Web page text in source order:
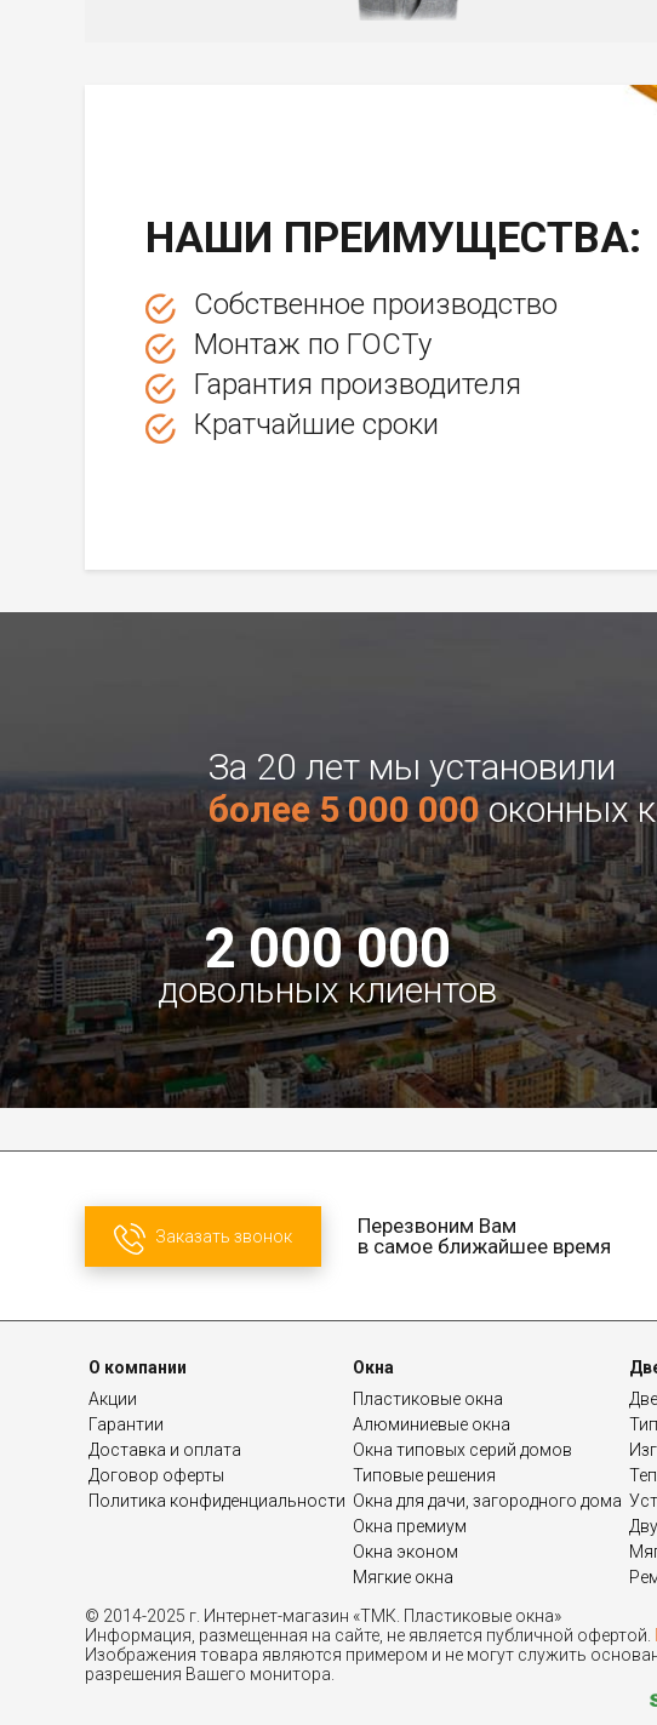
НАШИ ПРЕИМУЩЕСТВА:
Собственное производство
Монтаж по ГОСТу
Гарантия производителя
Кратчайшие сроки
За 20 лет мы установили
более 5 000 000оконных
2 000 000
довольных клиентов
Заказать звонок
Перезвоним Вам
в самое ближайшее время
О компании
Акции
Гарантии
Доставка и оплата
Договор оферты
Политика конфиденциальности
Окна
Пластиковые окна
Алюминиевые окна
Окна типовых серий домов
Типовые решения
Окна для дачи, загородного дома
Окна премиум
Окна эконом
Мягкие окна
© 2014-2025 г. Интернет-магазин «ТМК. Пластиковые окна»
Информация, размещенная на сайте, не является публичной офертой.
Изображения товара являются примером и не могут служить
разрешения Вашего монитора.